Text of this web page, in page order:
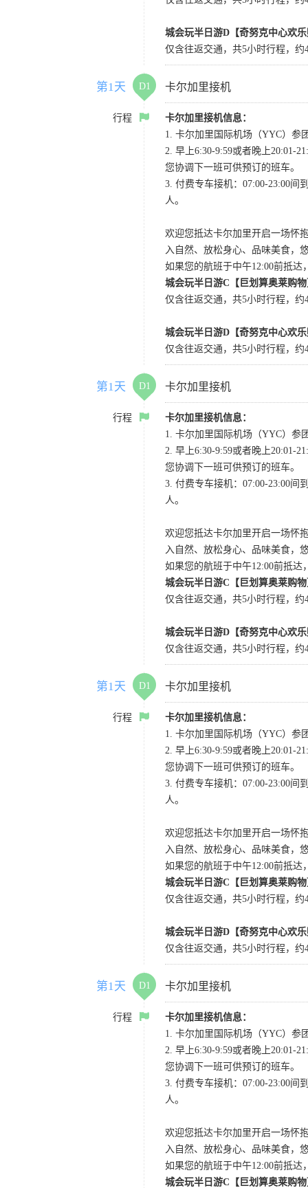
城会玩半日游D【奇努克中心欢
仅含往返交通，共5小时行程，
第1天 D1 卡尔加里接机
行程
卡尔加里接机信息：
1. 卡尔加里国际机场（YYC）参
2. 早上6:30-9:59或者晚上20:01-
您协调下一班可供预订的班车。
3. 付费专车接机：07:00-23:00间
人。
欢迎您抵达卡尔加里开启一场怀
入自然、放松身心、品味美食，
如果您的航班于中午12:00前抵
城会玩半日游C【巨划算奥莱购
仅含往返交通，共5小时行程，
城会玩半日游D【奇努克中心欢
仅含往返交通，共5小时行程，
第1天 D1 卡尔加里接机
行程
卡尔加里接机信息：
1. 卡尔加里国际机场（YYC）参
2. 早上6:30-9:59或者晚上20:01-
您协调下一班可供预订的班车。
3. 付费专车接机：07:00-23:00间
人。
欢迎您抵达卡尔加里开启一场怀
入自然、放松身心、品味美食，
如果您的航班于中午12:00前抵
城会玩半日游C【巨划算奥莱购
仅含往返交通，共5小时行程，
城会玩半日游D【奇努克中心欢
仅含往返交通，共5小时行程，
第1天 D1 卡尔加里接机
行程
卡尔加里接机信息：
1. 卡尔加里国际机场（YYC）参
2. 早上6:30-9:59或者晚上20:01-
您协调下一班可供预订的班车。
3. 付费专车接机：07:00-23:00间
人。
欢迎您抵达卡尔加里开启一场怀
入自然、放松身心、品味美食，
如果您的航班于中午12:00前抵
城会玩半日游C【巨划算奥莱购
仅含往返交通，共5小时行程，
城会玩半日游D【奇努克中心欢
仅含往返交通，共5小时行程，
第1天 D1 卡尔加里接机
行程
卡尔加里接机信息：
1. 卡尔加里国际机场（YYC）参
2. 早上6:30-9:59或者晚上20:01-
您协调下一班可供预订的班车。
3. 付费专车接机：07:00-23:00间
人。
欢迎您抵达卡尔加里开启一场怀
入自然、放松身心、品味美食，
如果您的航班于中午12:00前抵
城会玩半日游C【巨划算奥莱购